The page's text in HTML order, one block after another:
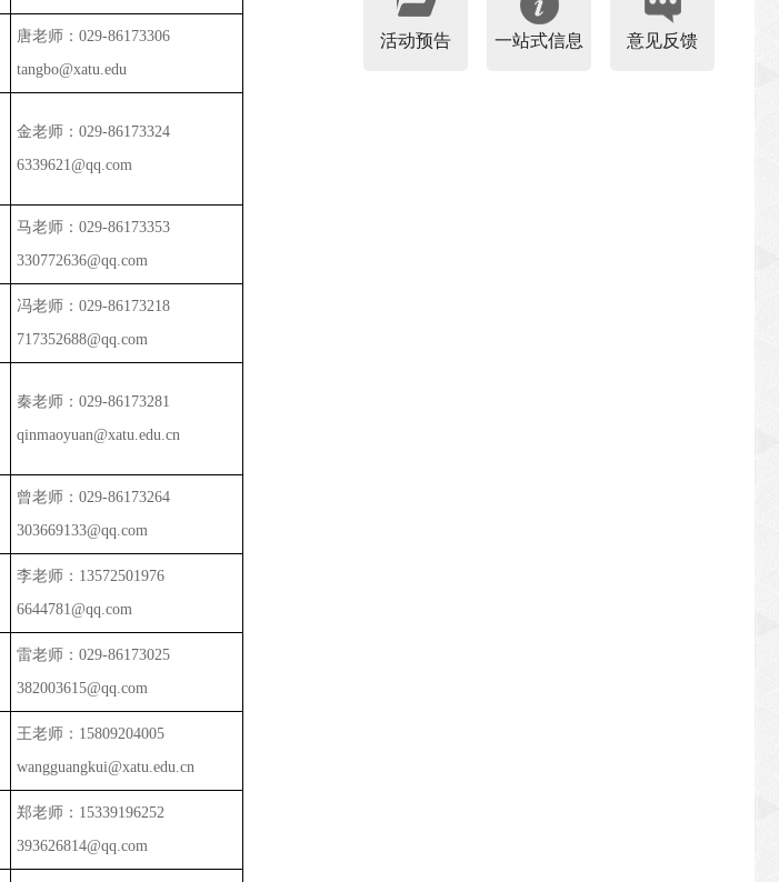
唐老师： 029-86173306
tangbo@xatu.edu
金老师： 029-86173324
6339621@qq.com
马老师： 029-86173353
330772636@qq.com
冯老师： 029-86173218
717352688@qq.com
秦老师： 029-86173281
qinmaoyuan@xatu.edu.cn
曾老师： 029-86173264
303669133@qq.com
李老师： 13572501976
6644781@qq.com
雷老师： 029-86173025
382003615@qq.com
王老师： 15809204005
wangguangkui@xatu.edu.cn
郑老师： 15339196252
393626814@qq.com
活动预告 一站式信息 意见反馈